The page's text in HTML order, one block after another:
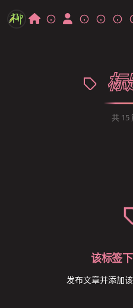
标
共 15
该标签
发布文章并添加